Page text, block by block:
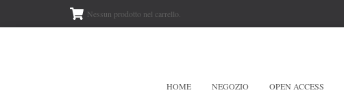
Nessun prodotto nel carrello.
HOME NEGOZIO OPEN ACCESS